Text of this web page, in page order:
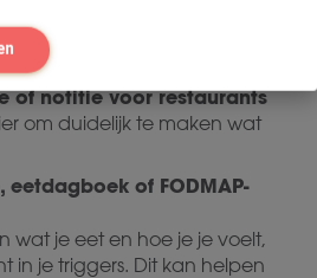
elastische kledingstukken,
of notitie voor restaurants
om duidelijk te maken wat
of FODMAP-
wat je eet en hoe je je voelt,
in je triggers. Dit kan helpen